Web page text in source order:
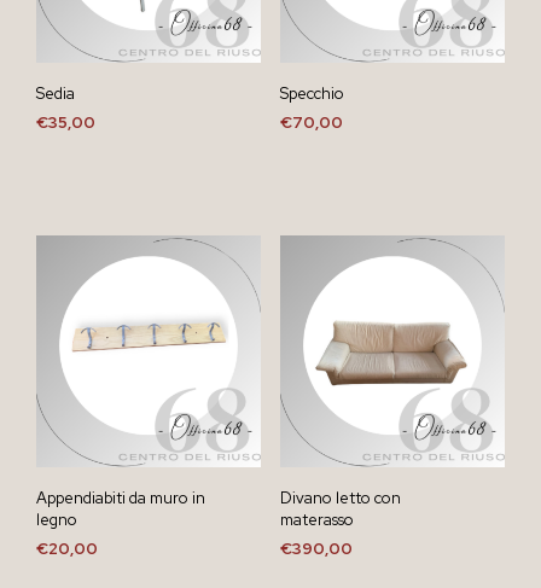
Sedia
€35,00
Specchio
€70,00
Appendiabiti da muro in
legno
€20,00
Divano letto con
materasso
€390,00